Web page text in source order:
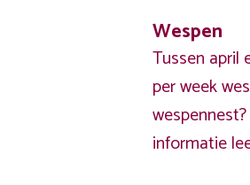
Wespen
Tussen april
per week
informatie